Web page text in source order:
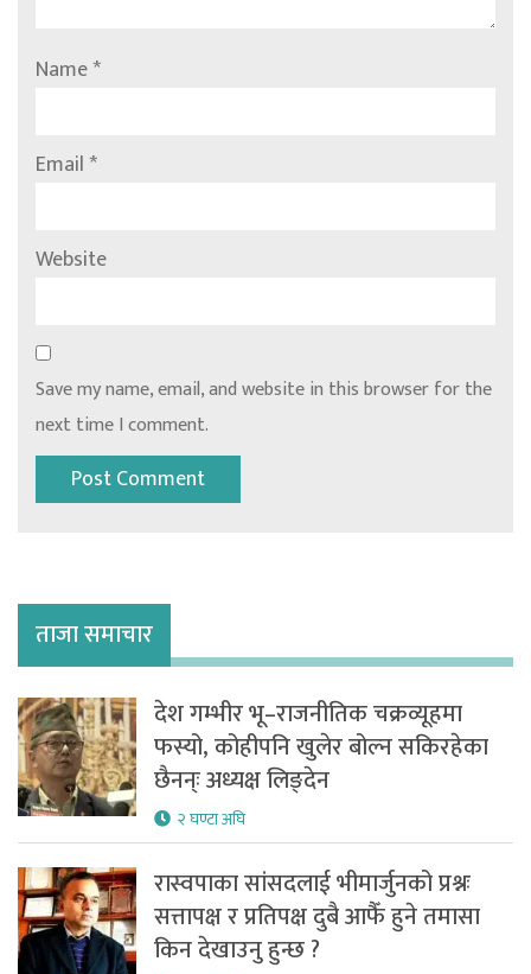
Name*
Email*
Website
Save my name, email, and website in this browser for the
next time I comment.
ताजा समाचार
देश गम्भीर भू–राजनीतिक चक्रव्यूहमा
फस्यो, कोहीपनि खुलेर बोल्न सकिरहेका
छैनन्ः अध्यक्ष लिङ्देन
२ घण्टा अघि
रास्वपाका सांसदलाई भीमार्जुनको प्रश्नः
सत्तापक्ष र प्रतिपक्ष दुबै आफैँ हुने तमासा
किन देखाउनु हुन्छ ?